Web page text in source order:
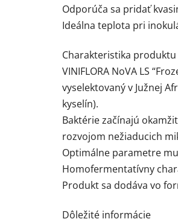
Odporúča sa pridať
Ideálna teplota pri
Charakteristika produktu
VINIFLORA NoVA LS
vyselektovaný v Južnej
kyselín).
Baktérie začínajú
rozvojom nežiaducich
Optimálne parametre
Homofermentatívny
Produkt sa dodáva vo
Dôležité informácie